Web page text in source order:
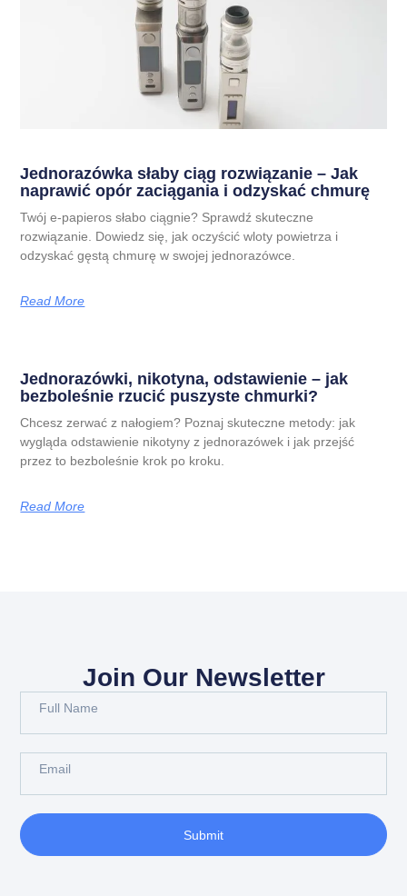
Jednorazówka słaby ciąg rozwiązanie – Jak
naprawić opór zaciągania i odzyskać chmurę
Twój e-papieros słabo ciągnie? Sprawdź skuteczne
rozwiązanie. Dowiedz się, jak oczyścić wloty powietrza i
odzyskać gęstą chmurę w swojej jednorazówce.
Read More
Jednorazówki, nikotyna, odstawienie – jak
bezboleśnie rzucić puszyste chmurki?
Chcesz zerwać z nałogiem? Poznaj skuteczne metody: jak
wygląda odstawienie nikotyny z jednorazówek i jak przejść
przez to bezboleśnie krok po kroku.
Read More
Join Our Newsletter
Submit